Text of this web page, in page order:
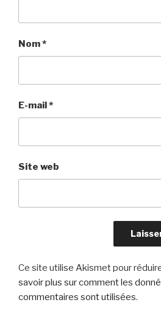
Nom*
E-mail*
Site web
Ce site utilise Akismet pour
savoir plus sur comment les
commentaires sont utilisées.